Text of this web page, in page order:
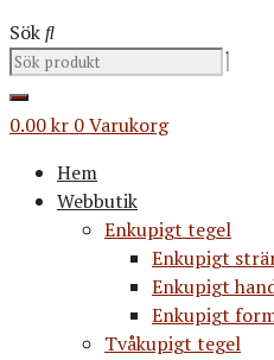
Sök
0.00kr 0Varukorg
Hem
Webbutik
Enkupigt tegel
Enkupigt
Enkupigt
Enkupigt
Tvåkupigt tegel